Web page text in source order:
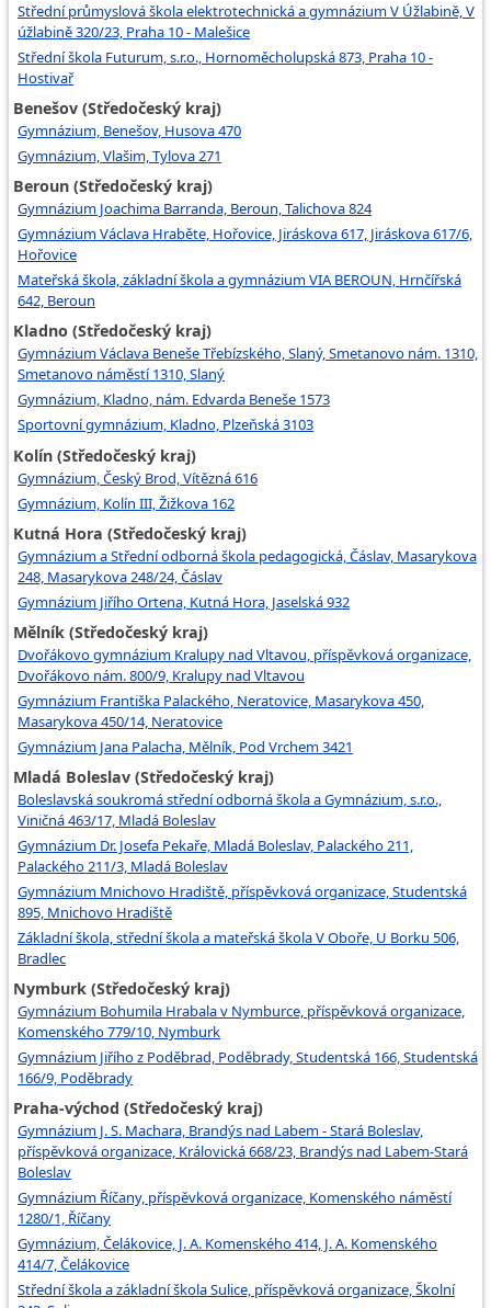
Střední průmyslová škola elektrotechnická a gymnázium V Úžlabině, V
úžlabině 320/23, Praha 10 - Malešice
Střední škola Futurum, s.r.o., Hornoměcholupská 873, Praha 10 -
Hostivař
Benešov (Středočeský kraj)
Gymnázium, Benešov, Husova 470
Gymnázium, Vlašim, Tylova 271
Beroun (Středočeský kraj)
Gymnázium Joachima Barranda, Beroun, Talichova 824
Gymnázium Václava Hraběte, Hořovice, Jiráskova 617, Jiráskova 617/6,
Hořovice
Mateřská škola, základní škola a gymnázium VIA BEROUN, Hrnčířská
642, Beroun
Kladno (Středočeský kraj)
Gymnázium Václava Beneše Třebízského, Slaný, Smetanovo nám. 1310,
Smetanovo náměstí 1310, Slaný
Gymnázium, Kladno, nám. Edvarda Beneše 1573
Sportovní gymnázium, Kladno, Plzeňská 3103
Kolín (Středočeský kraj)
Gymnázium, Český Brod, Vítězná 616
Gymnázium, Kolín III, Žižkova 162
Kutná Hora (Středočeský kraj)
Gymnázium a Střední odborná škola pedagogická, Čáslav, Masarykova
248, Masarykova 248/24, Čáslav
Gymnázium Jiřího Ortena, Kutná Hora, Jaselská 932
Mělník (Středočeský kraj)
Dvořákovo gymnázium Kralupy nad Vltavou, příspěvková organizace,
Dvořákovo nám. 800/9, Kralupy nad Vltavou
Gymnázium Františka Palackého, Neratovice, Masarykova 450,
Masarykova 450/14, Neratovice
Gymnázium Jana Palacha, Mělník, Pod Vrchem 3421
Mladá Boleslav (Středočeský kraj)
Boleslavská soukromá střední odborná škola a Gymnázium, s.r.o.,
Viničná 463/17, Mladá Boleslav
Gymnázium Dr. Josefa Pekaře, Mladá Boleslav, Palackého 211,
Palackého 211/3, Mladá Boleslav
Gymnázium Mnichovo Hradiště, příspěvková organizace, Studentská
895, Mnichovo Hradiště
Základní škola, střední škola a mateřská škola V Oboře, U Borku 506,
Bradlec
Nymburk (Středočeský kraj)
Gymnázium Bohumila Hrabala v Nymburce, příspěvková organizace,
Komenského 779/10, Nymburk
Gymnázium Jiřího z Poděbrad, Poděbrady, Studentská 166, Studentská
166/9, Poděbrady
Praha-východ (Středočeský kraj)
Gymnázium J. S. Machara, Brandýs nad Labem - Stará Boleslav,
příspěvková organizace, Královická 668/23, Brandýs nad Labem-Stará
Boleslav
Gymnázium Říčany, příspěvková organizace, Komenského náměstí
1280/1, Říčany
Gymnázium, Čelákovice, J. A. Komenského 414, J. A. Komenského
414/7, Čelákovice
Střední škola a základní škola Sulice, příspěvková organizace, Školní